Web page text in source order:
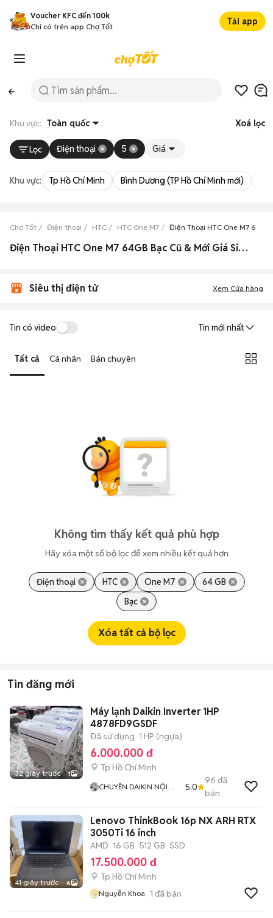
Voucher KFC đến 100k
Chỉ có trên app Chợ Tốt
Tải app
Khu vực: Toàn quốc Xoá lọc
Lọc Điện thoại 5 Giá
Khu vực: Tp Hồ Chí Minh Bình Dương (TP Hồ Chí Minh mới)
Chợ Tốt Điện thoại HTC HTC One M7 Điện Thoại HTC One M7 64GB
Điện Thoại HTC One M7 64GB Bạc Cũ & Mới Giá Siêu Rẻ
Siêu thị điện tử Xem Cửa hàng
Tin có video Tin mới nhất
Tất cả Cá nhân Bán chuyên
Không tìm thấy kết quả phù hợp
Hãy xóa một số bộ lọc để xem nhiều kết quả hơn
Điện thoại HTC One M7
64 GB
Bạc
Xóa tất cả bộ lọc
Tin đăng mới
32 giây trước 1
Máy lạnh Daikin Inverter 1HP
4878FD9GSDF
Đã sử dụng 1 HP (ngựa)
6.000.000 đ
Tp Hồ Chí Minh
CHUYÊN DAIKIN NỘI
5.0
96 đã
bán
41 giây trước 6
Lenovo ThinkBook 16p NX ARH RTX
3050Ti 16 inch
AMD 16 GB 512 GB SSD
17.500.000 đ
Tp Hồ Chí Minh
Nguyễn Khoa 1 đã bán